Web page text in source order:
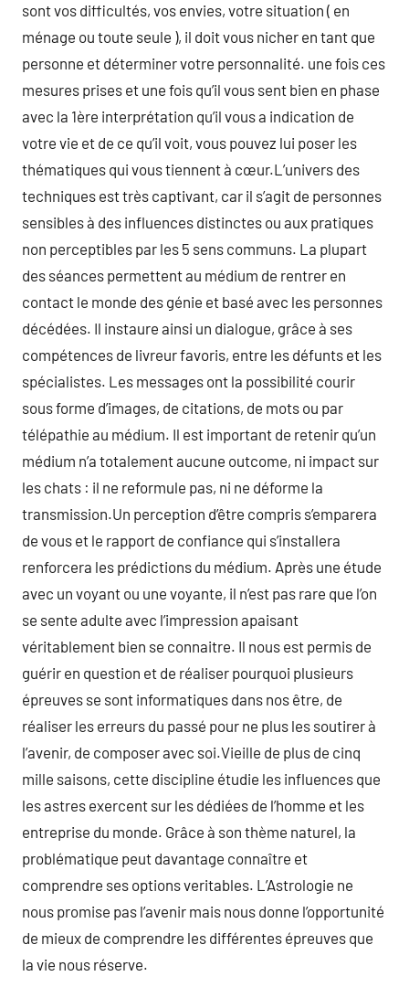
sont vos difficultés, vos envies, votre situation ( en
ménage ou toute seule ), il doit vous nicher en tant que
personne et déterminer votre personnalité. une fois ces
mesures prises et une fois qu’il vous sent bien en phase
avec la 1ère interprétation qu’il vous a indication de
votre vie et de ce qu’il voit, vous pouvez lui poser les
thématiques qui vous tiennent à cœur.L’univers des
techniques est très captivant, car il s’agit de personnes
sensibles à des influences distinctes ou aux pratiques
non perceptibles par les 5 sens communs. La plupart
des séances permettent au médium de rentrer en
contact le monde des génie et basé avec les personnes
décédées. Il instaure ainsi un dialogue, grâce à ses
compétences de livreur favoris, entre les défunts et les
spécialistes. Les messages ont la possibilité courir
sous forme d’images, de citations, de mots ou par
télépathie au médium. Il est important de retenir qu’un
médium n’a totalement aucune outcome, ni impact sur
les chats : il ne reformule pas, ni ne déforme la
transmission.Un perception d’être compris s’emparera
de vous et le rapport de confiance qui s’installera
renforcera les prédictions du médium. Après une étude
avec un voyant ou une voyante, il n’est pas rare que l’on
se sente adulte avec l’impression apaisant
véritablement bien se connaitre. Il nous est permis de
guérir en question et de réaliser pourquoi plusieurs
épreuves se sont informatiques dans nos être, de
réaliser les erreurs du passé pour ne plus les soutirer à
l’avenir, de composer avec soi.Vieille de plus de cinq
mille saisons, cette discipline étudie les influences que
les astres exercent sur les dédiées de l’homme et les
entreprise du monde. Grâce à son thème naturel, la
problématique peut davantage connaître et
comprendre ses options veritables. L’Astrologie ne
nous promise pas l’avenir mais nous donne l’opportunité
de mieux de comprendre les différentes épreuves que
la vie nous réserve.